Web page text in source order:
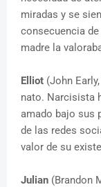
miradas y se
consecuencia
madre la
Elliot (John
nato. Narcisista
amado bajo sus
de las redes
valor de su
Julian (Brandon